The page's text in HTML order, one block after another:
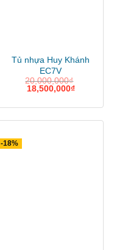
Tủ nhựa Huy Khánh
EC7V
20,000,000₫
18,500,000₫
-18%